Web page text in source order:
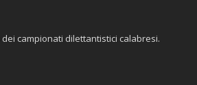
campionati dilettantistici calabresi.